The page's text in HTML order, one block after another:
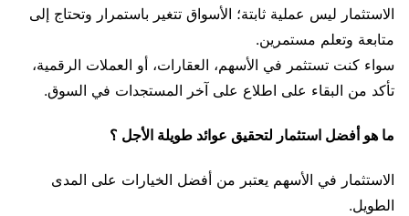
الاستثمار ليس عملية ثابتة؛ الأسواق تتغير باستمرار وتحتاج إلى
متابعة وتعلم مستمرين.
سواء كنت تستثمر في الأسهم، العقارات، أو العملات الرقمية،
تأكد من البقاء على اطلاع على آخر المستجدات في السوق.
ما هو أفضل استثمار لتحقيق عوائد طويلة الأجل ؟
الاستثمار في الأسهم يعتبر من أفضل الخيارات على المدى
الطويل.